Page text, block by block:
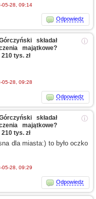
05-28, 09:14
Odpowiedz
ⓘ
składał
majątkowe?
tys. zł
05-28, 09:28
Odpowiedz
ⓘ
składał
majątkowe?
tys. zł
dla miasta:) to było oczko
05-28, 09:29
Odpowiedz